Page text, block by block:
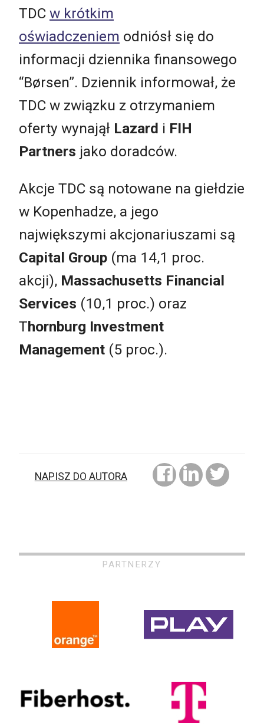
TDC w krótkim
oświadczeniem odniósł się do
informacji dziennika finansowego
“Børsen”. Dziennik informował, że
TDC w związku z otrzymaniem
oferty wynajął Lazard i FIH
Partners jako doradców.
Akcje TDC są notowane na giełdzie
w Kopenhadze, a jego
największymi akcjonariuszami są
Capital Group (ma 14,1 proc.
akcji), Massachusetts Financial
Services (10,1 proc.) oraz
Thornburg Investment
Management (5 proc.).
NAPISZ DO AUTORA
PARTNERZY